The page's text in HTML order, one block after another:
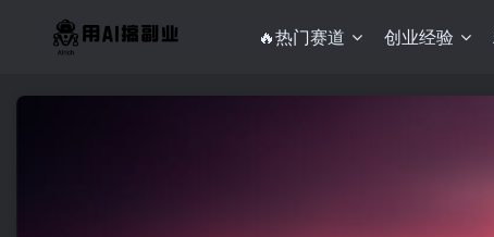
🔥热门赛道 创业经验